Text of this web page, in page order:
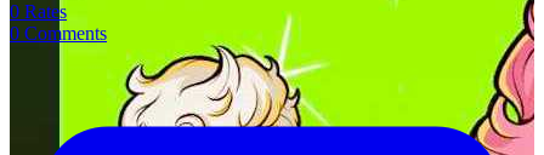
0 Rates
0 Comments